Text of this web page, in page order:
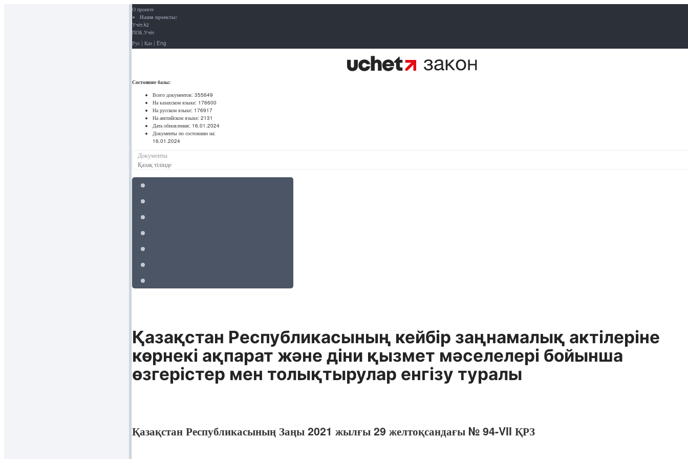
О проекте
Наши проекты:
Учёт.kz
ПОБ.Учёт
Рус | Қаз | Eng
Состояние базы:
Всего документов: 355649
На казахском языке: 176600
На русском языке: 176917
На английском языке: 2131
Дата обновления: 16.01.2024
Документы по состоянию на:
16.01.2024
Документы
Қазақ тілінде
Қазақстан Республикасының кейбір заңнамалық актілеріне
көрнекі ақпарат және діни қызмет мәселелері бойынша
өзгерістер мен толықтырулар енгізу туралы
Қазақстан Республикасының Заңы 2021 жылғы 29 желтоқсандағы № 94-VII ҚРЗ